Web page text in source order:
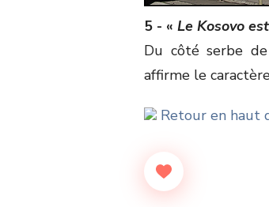
5 - « Le Kosovo
Du côté serbe
affirme le
Retour en haut